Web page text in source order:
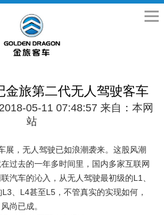
旅第二代无人驾驶客车
05-11 07:48:57 来自：本网
站
展，无人驾驶已如浪潮袭来。这股风潮
过去的一年多时间里，国内多家互联网
汽车的沁入，从无人驾驶最初级的L1
L3 L4甚至L5，不管真实的实现如何，
尚已成。